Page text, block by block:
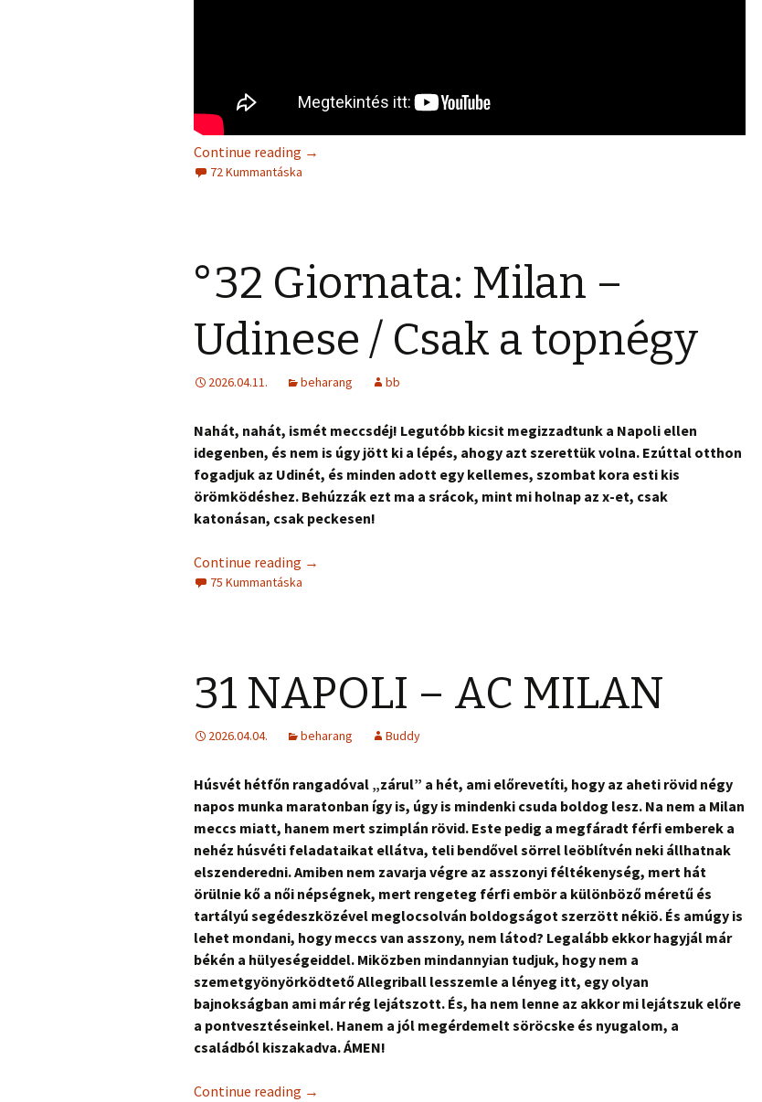
Continue reading →
72 Kummantáska
°32 Giornata: Milan –
Udinese / Csak a topnégy
2026.04.11. beharang bb
Nahát, nahát, ismét meccsdéj! Legutóbb kicsit megizzadtunk a Napoli ellen
idegenben, és nem is úgy jött ki a lépés, ahogy azt szerettük volna. Ezúttal otthon
fogadjuk az Udinét, és minden adott egy kellemes, szombat kora esti kis
örömködéshez. Behúzzák ezt ma a srácok, mint mi holnap az x-et, csak
katonásan, csak peckesen!
Continue reading →
75 Kummantáska
31 NAPOLI – AC MILAN
2026.04.04. beharang Buddy
Húsvét hétfőn rangadóval „zárul” a hét, ami előrevetíti, hogy az aheti rövid négy
napos munka maratonban így is, úgy is mindenki csuda boldog lesz. Na nem a Milan
meccs miatt, hanem mert szimplán rövid. Este pedig a megfáradt férfi emberek a
nehéz húsvéti feladataikat ellátva, teli bendővel sörrel leöblítvén neki állhatnak
elszenderedni. Amiben nem zavarja végre az asszonyi féltékenység, mert hát
örülnie kő a női népségnek, mert rengeteg férfi embör a különböző méretű és
tartályú segédeszközével meglocsolván boldogságot szerzött nékiö. És amúgy is
lehet mondani, hogy meccs van asszony, nem látod? Legalább ekkor hagyjál már
békén a hülyeségeiddel. Miközben mindannyian tudjuk, hogy nem a
szemetgyönyörködtető Allegriball lesszemle a lényeg itt, egy olyan
bajnokságban ami már rég lejátszott. És, ha nem lenne az akkor mi lejátszuk előre
a pontvesztéseinkel. Hanem a jól megérdemelt söröcske és nyugalom, a
családból kiszakadva. ÁMEN!
Continue reading →